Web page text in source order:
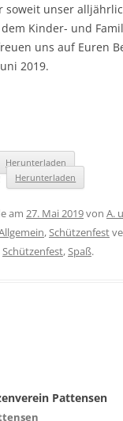
soweit unser
Kinder- und
uns auf Euren
2019.
Herunterladen
Herunterladen
am 27. Mai 2019von A.
,Schützenfest
Schützenfest,Spaß.
Pattensen